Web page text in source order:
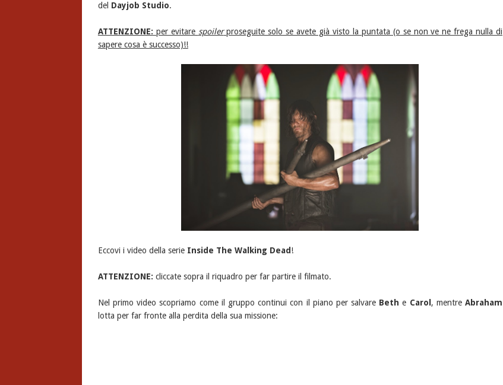
del Dayjob Studio.
ATTENZIONE: per evitare spoilerproseguite solo se avete già visto la puntata (o se non ve ne frega nulla di
sapere cosa è successo)!!
Eccovi i video della serie Inside The Walking Dead!
ATTENZIONE: cliccate sopra il riquadro per far partire il filmato.
Nel primo video scopriamo come il gruppo continui con il piano per salvare Beth e Carol , mentreAbraham
lotta per far fronte alla perdita della sua missione: